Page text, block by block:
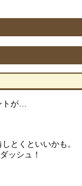
トが…
とくといいかも。
ッシュ！